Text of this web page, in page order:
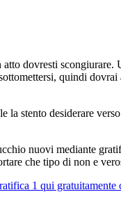
dovresti scongiurare.
quindi
stento desiderare
nuovi mediante
che tipo di non e
1 qui gratuitamente